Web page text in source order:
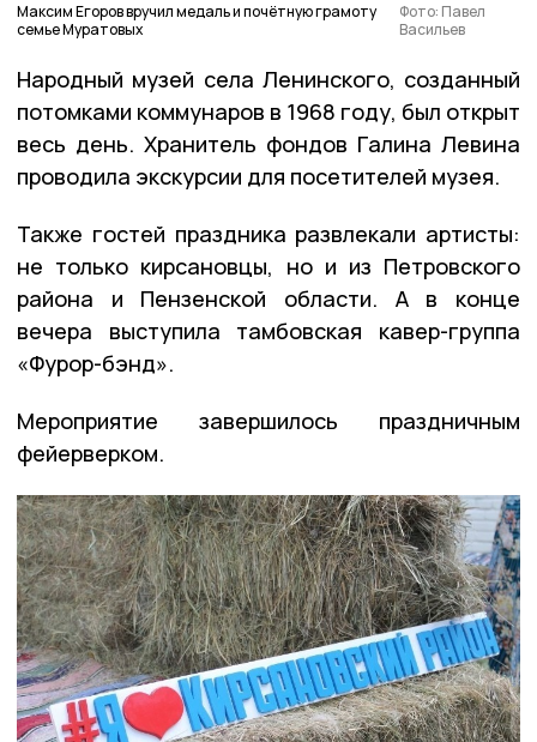
Максим Егоров вручил медаль и почётную грамоту
семье Муратовых
Фото: Павел
Васильев
Народный музей села Ленинского, созданный
потомками коммунаров в 1968 году, был открыт
весь день. Хранитель фондов Галина Левина
проводила экскурсии для посетителей музея.
Также гостей праздника развлекали артисты:
не только кирсановцы, но и из Петровского
района и Пензенской области. А в конце
вечера выступила тамбовская кавер-группа
«Фурор-бэнд».
Мероприятие завершилось праздничным
фейерверком.